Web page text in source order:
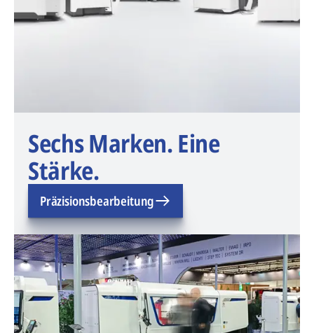
Sechs Marken. Eine
Stärke.
Präzisionsbearbeitung